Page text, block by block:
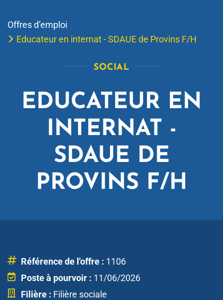
Offres d’emploi
Educateur en internat - SDAUE de Provins F/H
EDUCATEUR EN
INTERNAT -
SDAUE DE
PROVINS F/H
SOCIAL
Référence de l'offre : 1106
Poste à pourvoir : 11/06/2026
Filière : Filière sociale